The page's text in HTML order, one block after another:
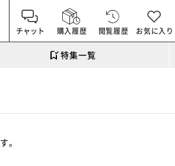
チャット 購入履歴 閲覧履歴 お気に入り
特集一覧
。